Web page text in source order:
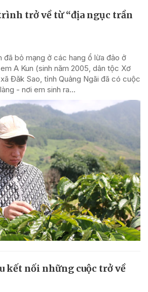
trở về từ “địa ngục trần
đã bỏ mạng ở các hang ổ lừa đảo ở
A Kun (sinh năm 2005, dân tộc Xơ
Đăk Sao, tỉnh Quảng Ngãi đã có cuộc
- nơi em sinh ra...
kết nối những cuộc trở về